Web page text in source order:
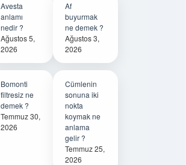
Avesta
anlamı
nedir ?
Ağustos 5,
2026
Af
buyurmak
ne demek ?
Ağustos 3,
2026
Bomonti
filtresiz ne
demek ?
Temmuz 30,
2026
Cümlenin
sonuna iki
nokta
koymak ne
anlama
gelir ?
Temmuz 25,
2026